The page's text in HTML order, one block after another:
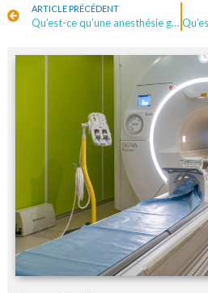
ARTICLE PRÉCÉDENT
Qu’est-ce qu’une anesthésie générale ?